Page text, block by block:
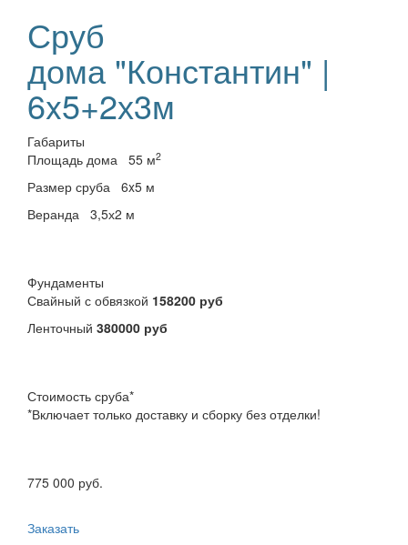
Сруб
дома "Константин" |
6x5+2х3м
Габариты
Площадь дома 55 м2
Размер сруба 6x5 м
Веранда 3,5х2 м
Фундаменты
Свайный с обвязкой 158200 руб
Ленточный 380000 руб
Стоимость сруба*
*Включает только доставку и сборку без отделки!
775 000 руб.
Заказать